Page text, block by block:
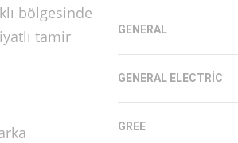
bölgesinde
tamir
GENERAL
GENERAL ELECTRIC
GREE